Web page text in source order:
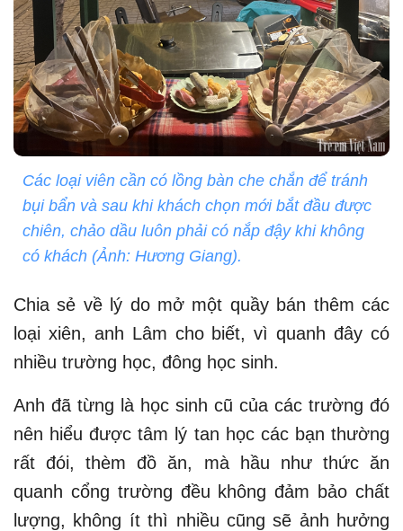
Các loại viên cần có lồng bàn che chắn để tránh
bụi bẩn và sau khi khách chọn mới bắt đầu được
chiên, chảo dầu luôn phải có nắp đậy khi không
có khách (Ảnh: Hương Giang).
Chia sẻ về lý do mở một quầy bán thêm các
loại xiên, anh Lâm cho biết, vì quanh đây có
nhiều trường học, đông học sinh.
Anh đã từng là học sinh cũ của các trường đó
nên hiểu được tâm lý tan học các bạn thường
rất đói, thèm đồ ăn, mà hầu như thức ăn
quanh cổng trường đều không đảm bảo chất
lượng, không ít thì nhiều cũng sẽ ảnh hưởng